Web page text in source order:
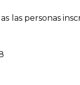
las personas